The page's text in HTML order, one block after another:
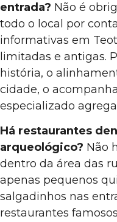
entrada? Não é
todo o local por
informativas em
limitadas e antigas.
história, o
cidade, o
especializado
Há restaurantes
arqueológico? Não
dentro da área das
apenas pequenos
salgadinhos nas
restaurantes